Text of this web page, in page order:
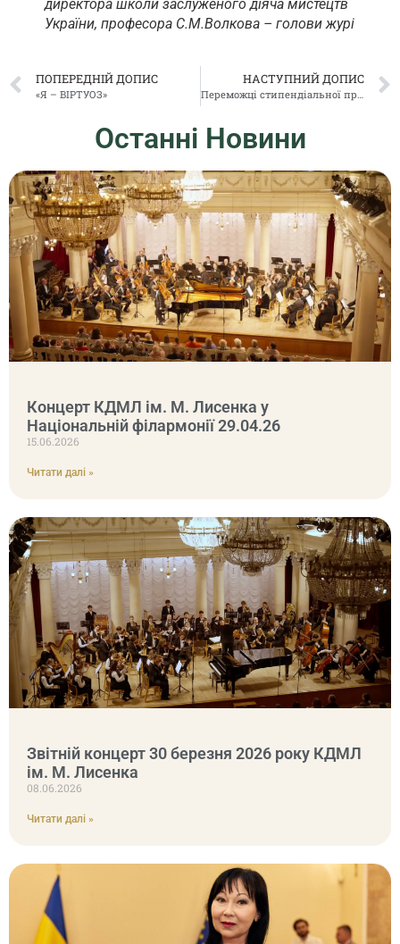
директора школи заслуженого діяча мистецтв
України, професора С.М.Волкова – голови журі
ПОПЕРЕДНІЙ ДОПИС
«Я – ВІРТУОЗ»
НАСТУПНИЙ ДОПИС
Останні Новини
Концерт КДМЛ ім. М. Лисенка у
Національній філармонії 29.04.26
15.06.2026
Читати далі »
Звітній концерт 30 березня 2026 року КДМЛ
ім. М. Лисенка
08.06.2026
Читати далі »